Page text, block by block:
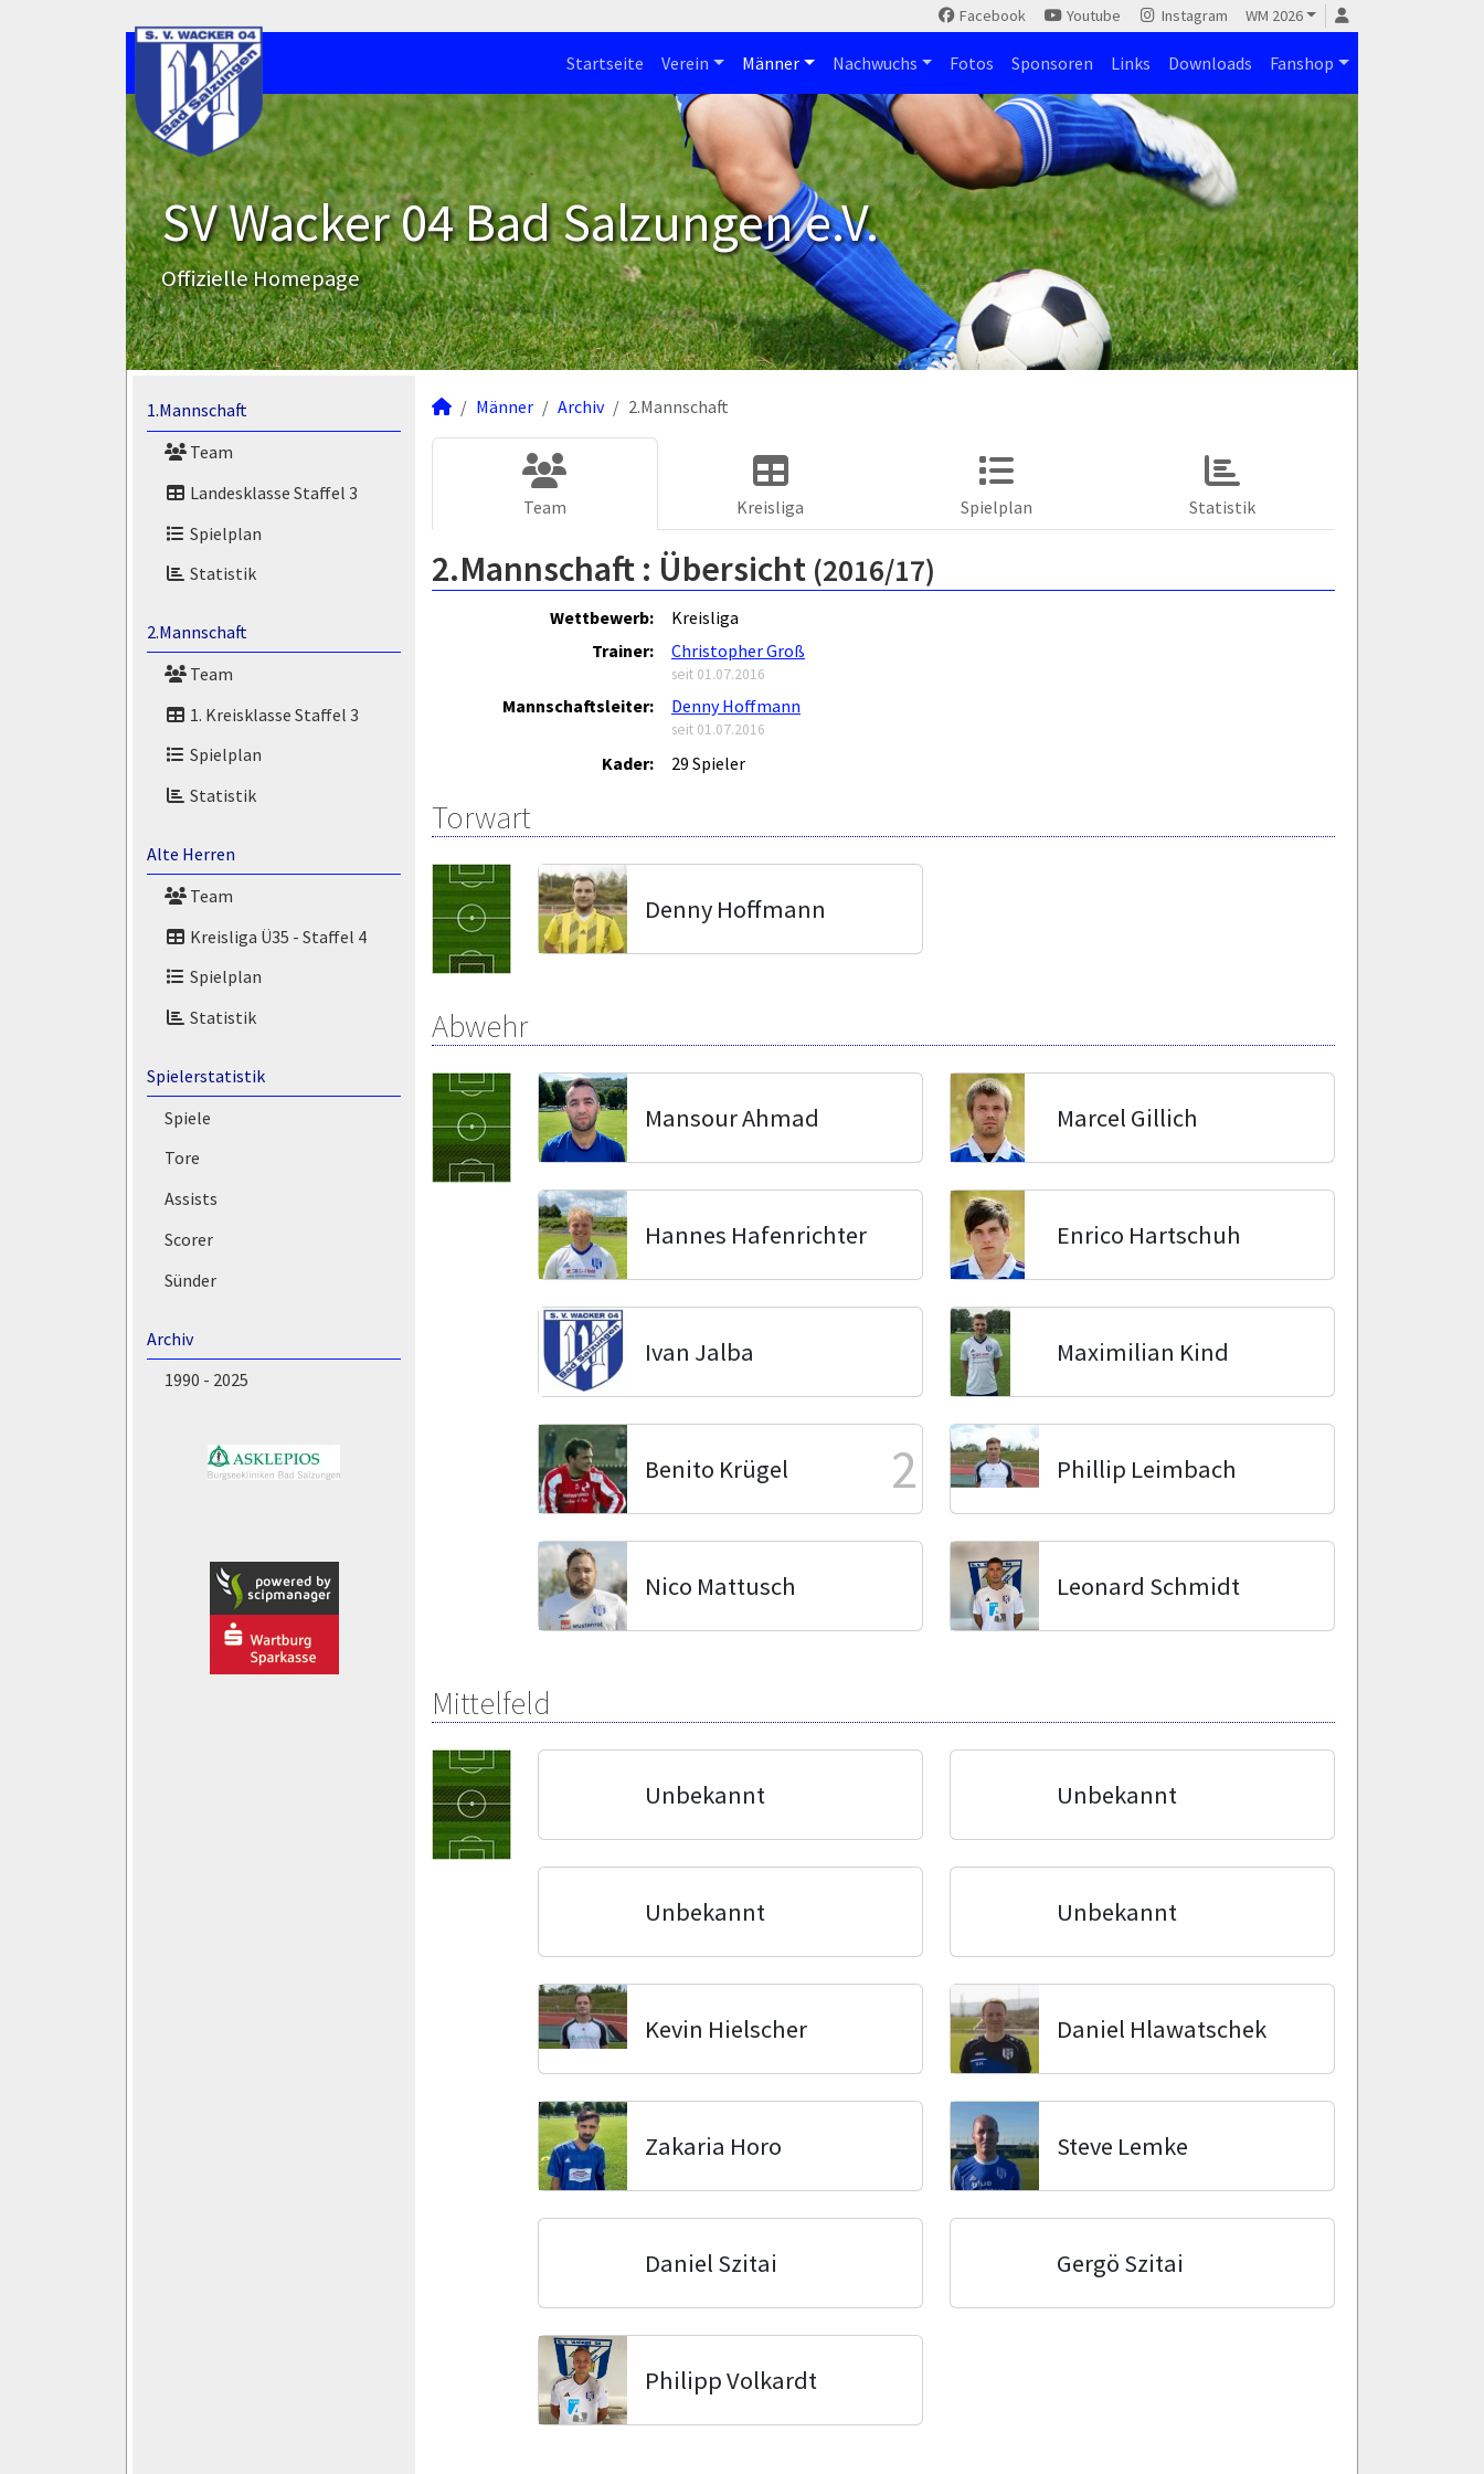
Facebook Youtube Instagram WM 2026
Startseite Verein Männer Nachwuchs Fotos Sponsoren Links Downloads Fanshop
SV Wacker 04 Bad Salzungen e.V.
Offizielle Homepage
1.Mannschaft
Team
Landesklasse Staffel 3
Spielplan
Statistik
2.Mannschaft
Team
1. Kreisklasse Staffel 3
Spielplan
Statistik
Alte Herren
Team
Kreisliga Ü35 - Staffel 4
Spielplan
Statistik
Spielerstatistik
Spiele
Tore
Assists
Scorer
Sünder
Archiv
1990 - 2025
Männer Archiv 2.Mannschaft
Team Kreisliga Spielplan Statistik
2.Mannschaft : Übersicht (2016/17)
Wettbewerb:
Kreisliga
Trainer:
Christopher Groß
seit 01.07.2016
Mannschaftsleiter: Denny Hoffmann
seit 01.07.2016
Kader: 29 Spieler
Torwart
Denny Hoffmann
Abwehr
Mansour Ahmad Marcel Gillich
Hannes Hafenrichter Enrico Hartschuh
Ivan Jalba Maximilian Kind
Benito Krügel 2 Phillip Leimbach
Nico Mattusch Leonard Schmidt
Mittelfeld
Unbekannt Unbekannt
Unbekannt Unbekannt
Kevin Hielscher Daniel Hlawatschek
Zakaria Horo Steve Lemke
Daniel Szitai Gergö Szitai
Philipp Volkardt